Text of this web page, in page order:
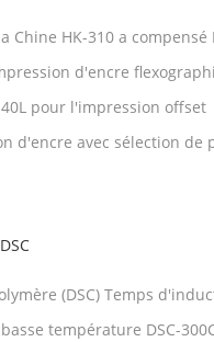
HK-310 a compensé
d'encre
Proofreuse d'encre
pour l'impression offset
d'encre avec sélection de
(DSC) Temps
Dsc
température DSC-